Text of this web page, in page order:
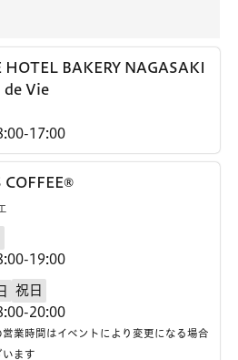
HOTEL BAKERY NAGASAKI
de Vie
17:00
COFFEE®
19:00
祝日
20:00
営業時間はイベントにより変更になる場合
います